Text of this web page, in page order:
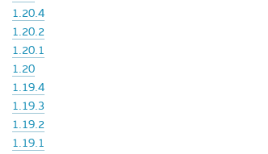
1.20.4
1.20.2
1.20.1
1.20
1.19.4
1.19.3
1.19.2
1.19.1